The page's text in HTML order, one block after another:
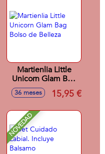
Martienlia Little
Unicorn Glam Bag
Bolso de Belleza
36 meses 15,95 €
NOVEDAD